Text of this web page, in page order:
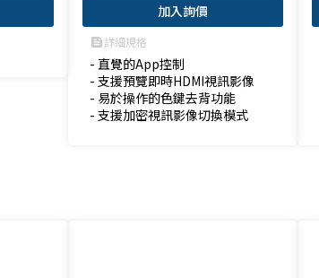
加入詢價
feed詳細規格
- 直覺的App控制
- 支援預覽即時HDMI視訊影像
- 易於操作的色鍵去背功能
- 支援加密視訊影像切換模式